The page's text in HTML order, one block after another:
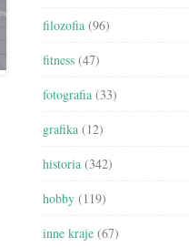
filozofia (96)
fitness (47)
fotografia (33)
grafika (12)
historia (342)
hobby (119)
inne kraje (67)